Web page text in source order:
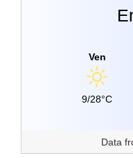
Ven
9/28°C
Data